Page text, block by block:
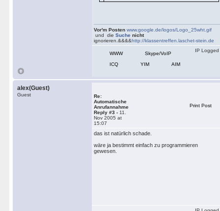
Vor'm Posten www.google.de/logos/Logo_25wht.gif
und die Suche nicht
ignorieren.&&&&http://klassentreffen.laschet-stein.de
WWW
Skype/VoIP
ICQ
YIM AIM
IP Logged
alex(Guest)
Guest
Re:
Automatische
Anrufannahme
Reply #3 - 11.
Nov 2005 at
15:07
Print Post
das ist natürlich schade.
wäre ja bestimmt einfach zu programmieren
gewesen.